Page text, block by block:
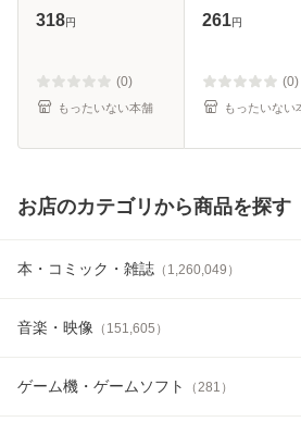
談社 [コミック]
318円
(0)
もったいない本舗
[文庫]【メール
261円
(0)
もったいない
お店のカテゴリから商品を探す
本・コミック・雑誌 （ 1,260,049 ）
音楽・映像 （ 151,605 ）
ゲーム機・ゲームソフト （281 ）